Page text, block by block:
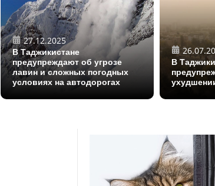
27.12.2025
В Таджикистане
предупреждают об угрозе
лавин и сложных погодных
условиях на автодорогах
В